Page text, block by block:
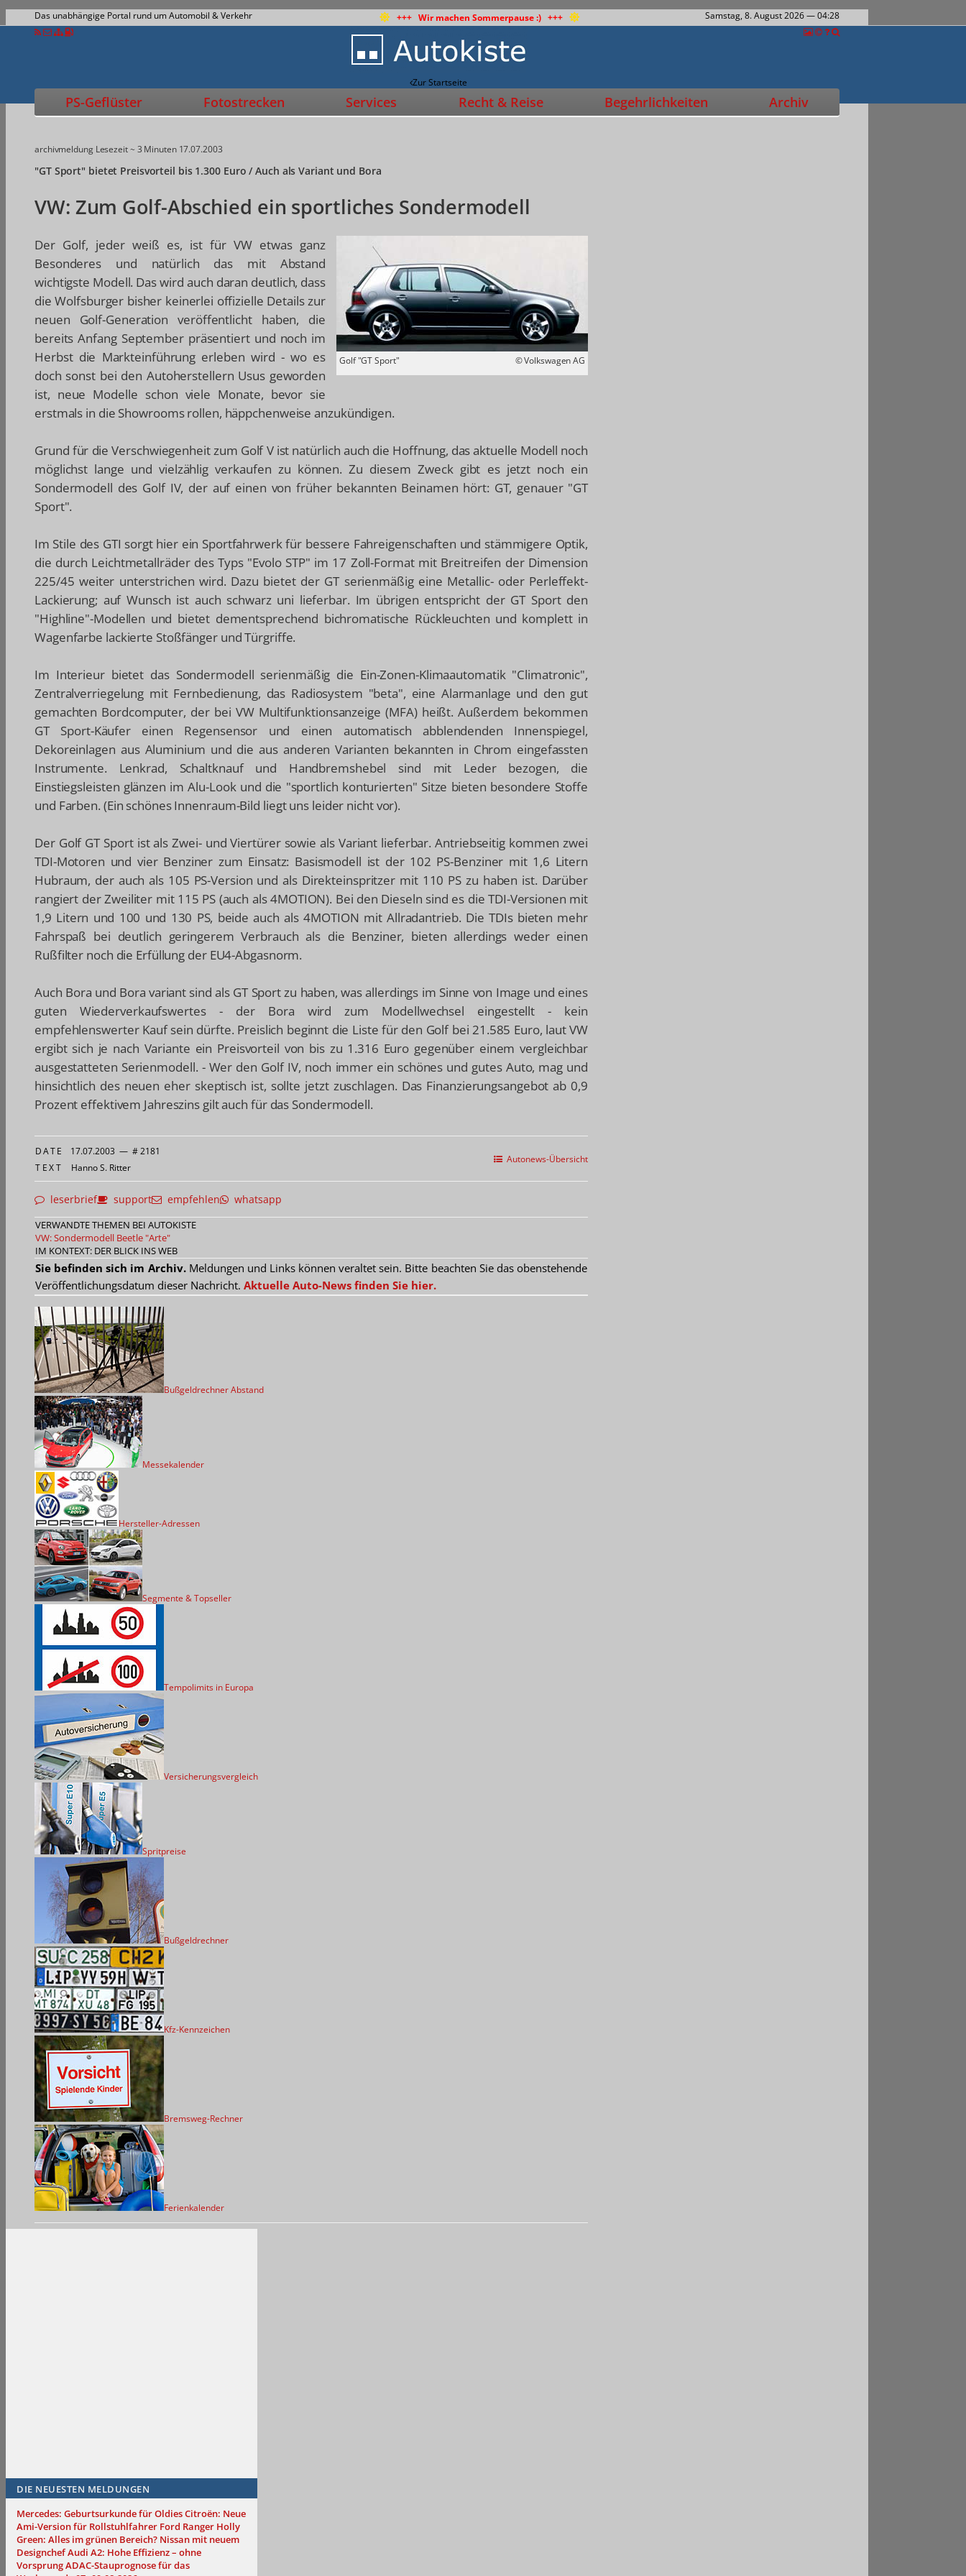
Das unabhängige Portal rund um Automobil & Verkehr +++ Wir machen Sommerpause :) +++ Samstag, 8. August 2026— 04:28
Zur Startseite
PS-Geflüster Fotostrecken Services Recht & Reise Begehrlichkeiten Archiv
archivmeldung Lesezeit ~ 3 Minuten 17.07.2003
"GT Sport" bietet Preisvorteil bis 1.300 Euro / Auch als Variant und Bora
VW: Zum Golf-Abschied ein sportliches Sondermodell
Golf "GT Sport" © Volkswagen AG
Der Golf, jeder weiß es, ist für VW etwas ganz
Besonderes und natürlich das mit Abstand
wichtigste Modell. Das wird auch daran deutlich, dass
die Wolfsburger bisher keinerlei offizielle Details zur
neuen Golf-Generation veröffentlicht haben, die
bereits Anfang September präsentiert und noch im
Herbst die Markteinführung erleben wird - wo es
doch sonst bei den Autoherstellern Usus geworden
ist, neue Modelle schon viele Monate, bevor sie
erstmals in die Showrooms rollen, häppchenweise anzukündigen.
Grund für die Verschwiegenheit zum Golf V ist natürlich auch die Hoffnung, das aktuelle Modell noch
möglichst lange und vielzählig verkaufen zu können. Zu diesem Zweck gibt es jetzt noch ein
Sondermodell des Golf IV, der auf einen von früher bekannten Beinamen hört: GT, genauer "GT
Sport".
Im Stile des GTI sorgt hier ein Sportfahrwerk für bessere Fahreigenschaften und stämmigere Optik,
die durch Leichtmetallräder des Typs "Evolo STP" im 17 Zoll-Format mit Breitreifen der Dimension
225/45 weiter unterstrichen wird. Dazu bietet der GT serienmäßig eine Metallic- oder Perleffekt-
Lackierung; auf Wunsch ist auch schwarz uni lieferbar. Im übrigen entspricht der GT Sport den
"Highline"-Modellen und bietet dementsprechend bichromatische Rückleuchten und komplett in
Wagenfarbe lackierte Stoßfänger und Türgriffe.
Im Interieur bietet das Sondermodell serienmäßig die Ein-Zonen-Klimaautomatik "Climatronic",
Zentralverriegelung mit Fernbedienung, das Radiosystem "beta", eine Alarmanlage und den gut
gemachten Bordcomputer, der bei VW Multifunktionsanzeige (MFA) heißt. Außerdem bekommen
GT Sport-Käufer einen Regensensor und einen automatisch abblendenden Innenspiegel,
Dekoreinlagen aus Aluminium und die aus anderen Varianten bekannten in Chrom eingefassten
Instrumente. Lenkrad, Schaltknauf und Handbremshebel sind mit Leder bezogen, die
Einstiegsleisten glänzen im Alu-Look und die "sportlich konturierten" Sitze bieten besondere Stoffe
und Farben. (Ein schönes Innenraum-Bild liegt uns leider nicht vor).
Der Golf GT Sport ist als Zwei- und Viertürer sowie als Variant lieferbar. Antriebseitig kommen zwei
TDI-Motoren und vier Benziner zum Einsatz: Basismodell ist der 102 PS-Benziner mit 1,6 Litern
Hubraum, der auch als 105 PS-Version und als Direkteinspritzer mit 110 PS zu haben ist. Darüber
rangiert der Zweiliter mit 115 PS (auch als 4MOTION). Bei den Dieseln sind es die TDI-Versionen mit
1,9 Litern und 100 und 130 PS, beide auch als 4MOTION mit Allradantrieb. Die TDIs bieten mehr
Fahrspaß bei deutlich geringerem Verbrauch als die Benziner, bieten allerdings weder einen
Rußfilter noch die Erfüllung der EU4-Abgasnorm.
Auch Bora und Bora variant sind als GT Sport zu haben, was allerdings im Sinne von Image und eines
guten Wiederverkaufswertes - der Bora wird zum Modellwechsel eingestellt - kein
empfehlenswerter Kauf sein dürfte. Preislich beginnt die Liste für den Golf bei 21.585 Euro, laut VW
ergibt sich je nach Variante ein Preisvorteil von bis zu 1.316 Euro gegenüber einem vergleichbar
ausgestatteten Serienmodell. - Wer den Golf IV, noch immer ein schönes und gutes Auto, mag und
hinsichtlich des neuen eher skeptisch ist, sollte jetzt zuschlagen. Das Finanzierungsangebot ab 0,9
Prozent effektivem Jahreszins gilt auch für das Sondermodell.
Autonews-Übersicht
DATE 17.07.2003 — # 2181
TEXT Hanno S. Ritter
leserbrief support empfehlen whatsapp
VERWANDTE THEMEN BEI AUTOKISTE
VW: Sondermodell Beetle "Arte"
IM KONTEXT: DER BLICK INS WEB
Sie befinden sich im Archiv.Meldungen und Links können veraltet sein. Bitte beachten Sie das obenstehende
Veröffentlichungsdatum dieser Nachricht. Aktuelle Auto-News finden Sie hier.
Bußgeldrechner Abstand
Messekalender
Hersteller-Adressen
Segmente & Topseller
Tempolimits in Europa
Versicherungsvergleich
Spritpreise
Bußgeldrechner
Kfz-Kennzeichen
Bremsweg-Rechner
Ferienkalender
DIE NEUESTEN MELDUNGEN
Mercedes: Geburtsurkunde für OldiesCitroën: Neue
Ami-Version für Rollstuhlfahrer Ford Ranger Holly
Green: Alles im grünen Bereich? Nissan mit neuem
DesignchefAudi A2: Hohe Effizienz – ohne
VorsprungADAC-Stauprognose für das